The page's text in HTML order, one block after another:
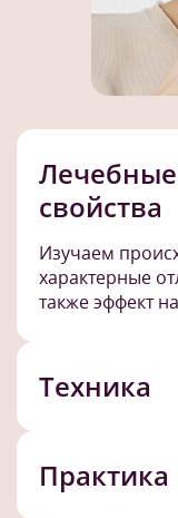
Лечебные
свойства
Изучаем
характерные
также эффект
Техника
Практика